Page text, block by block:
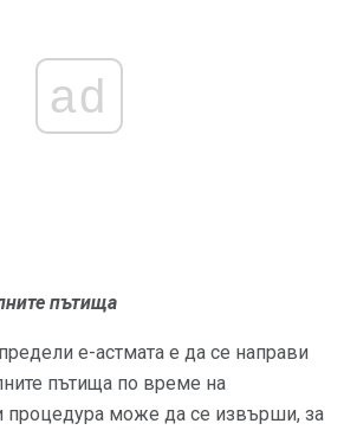
ad
пътища
е-астмата е да се направи
пътища по време на
процедура може да се извърши, за